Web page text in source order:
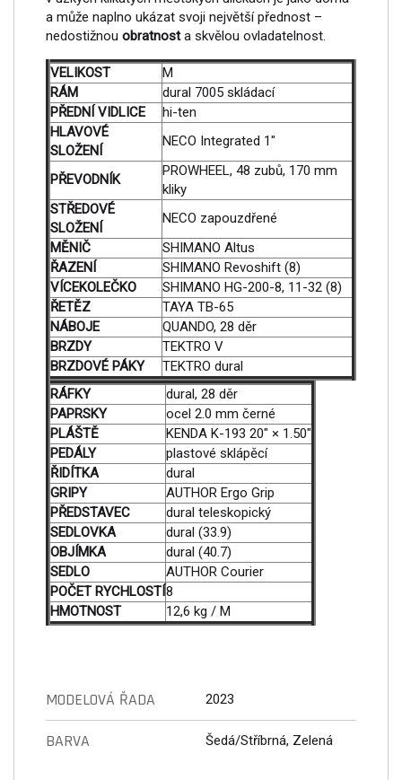
a může naplno ukázat svoji největší přednost –
nedostižnou obratnosta skvělou ovladatelnost.
VELIKOST
M
RÁM
dural 7005 skládací
PŘEDNÍ VIDLICE
hi-ten
HLAVOVÉ
SLOŽENÍ
NECO Integrated 1"
PŘEVODNÍK
PROWHEEL, 48 zubů, 170 mm
kliky
STŘEDOVÉ
SLOŽENÍ
NECO zapouzdřené
MĚNIČ
SHIMANO Altus
ŘAZENÍ
SHIMANO Revoshift (8)
VÍCEKOLEČKO
SHIMANO HG-200-8, 11-32 (8)
ŘETĚZ
TAYA TB-65
NÁBOJE
QUANDO, 28 děr
BRZDY
TEKTRO V
BRZDOVÉ PÁKY
TEKTRO dural
RÁFKY
dural, 28 děr
PAPRSKY
ocel 2.0 mm černé
PLÁŠTĚ
KENDA K-193 20" × 1.50"
PEDÁLY
plastové sklápěcí
ŘIDÍTKA
dural
GRIPY
AUTHOR Ergo Grip
PŘEDSTAVEC
dural teleskopický
SEDLOVKA
dural (33.9)
OBJÍMKA
dural (40.7)
SEDLO
AUTHOR Courier
POČET RYCHLOSTÍ8
HMOTNOST
12,6 kg / M
MODELOVÁ ŘADA 2023
BARVA Šedá/Stříbrná, Zelená